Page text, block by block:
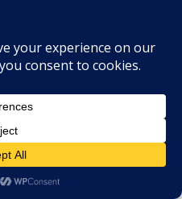
– Întrebare-